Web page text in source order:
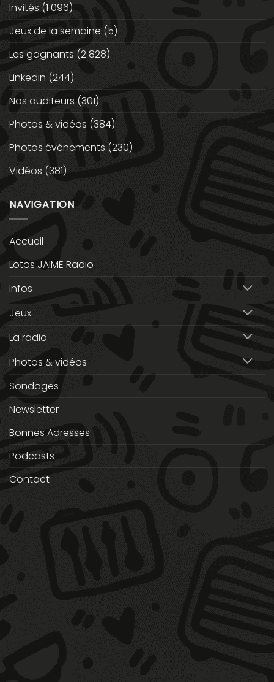
Invités (1 096)
Jeux de la semaine (5)
Les gagnants (2 828)
Linkedin (244)
Nos auditeurs (301)
Photos & vidéos (384)
Photos événements (230)
Vidéos (381)
NAVIGATION
Accueil
Lotos JAIME Radio
Infos
Jeux
La radio
Photos & vidéos
Sondages
Newsletter
Bonnes Adresses
Podcasts
Contact